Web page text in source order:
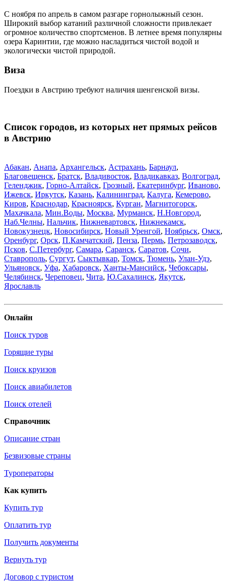
С ноября по апрель в самом разгаре горнолыжный сезон.
Широкий выбор катаний различной сложности привлекает
огромное количество спортсменов. В летнее время популярны
озера Каринтии, где можно насладиться чистой водой и
экологически чистой природой.
Виза
Поездки в Австрию требуют наличия шенгенской визы.
Список городов, из которых нет прямых рейсов
в Австрию
Абакан, Анапа, Архангельск, Астрахань, Барнаул,
Благовещенск, Братск, Владивосток, Владикавказ, Волгоград,
Геленджик, Горно-Алтайск, Грозный, Екатеринбург, Иваново,
Ижевск, Иркутск, Казань, Калининград, Калуга, Кемерово,
Киров, Краснодар, Красноярск, Курган, Магнитогорск,
Махачкала, Мин.Воды, Москва, Мурманск, Н.Новгород,
Наб.Челны, Нальчик, Нижневартовск, Нижнекамск,
Новокузнецк, Новосибирск, Новый Уренгой, Ноябрьск, Омск,
Оренбург, Орск, П.Камчатский, Пенза, Пермь, Петрозаводск,
Псков, С.Петербург, Самара, Саранск, Саратов, Сочи,
Ставрополь, Сургут, Сыктывкар, Томск, Тюмень, Улан-Удэ,
Ульяновск, Уфа, Хабаровск, Ханты-Мансийск, Чебоксары,
Челябинск, Череповец, Чита, Ю.Сахалинск, Якутск,
Ярославль
Онлайн
Поиск туров
Горящие туры
Поиск круизов
Поиск авиабилетов
Поиск отелей
Справочник
Описание стран
Безвизовые страны
Туроператоры
Как купить
Купить тур
Оплатить тур
Получить документы
Вернуть тур
Договор с туристом